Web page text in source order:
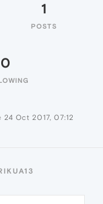
1
POSTS
0
24 Oct 2017, 07:12